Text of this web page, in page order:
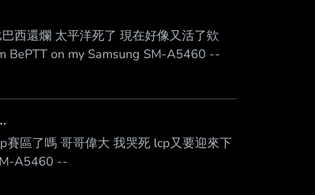
西還爛 太平洋死了 現在好像又活了欸
BePTT on my Samsung SM-A5460 --
區了嗎 哥哥偉大 我哭死 lcp又要迎來下
A5460 --